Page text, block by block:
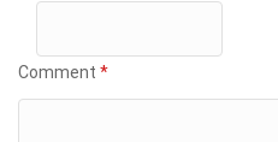
Comment *